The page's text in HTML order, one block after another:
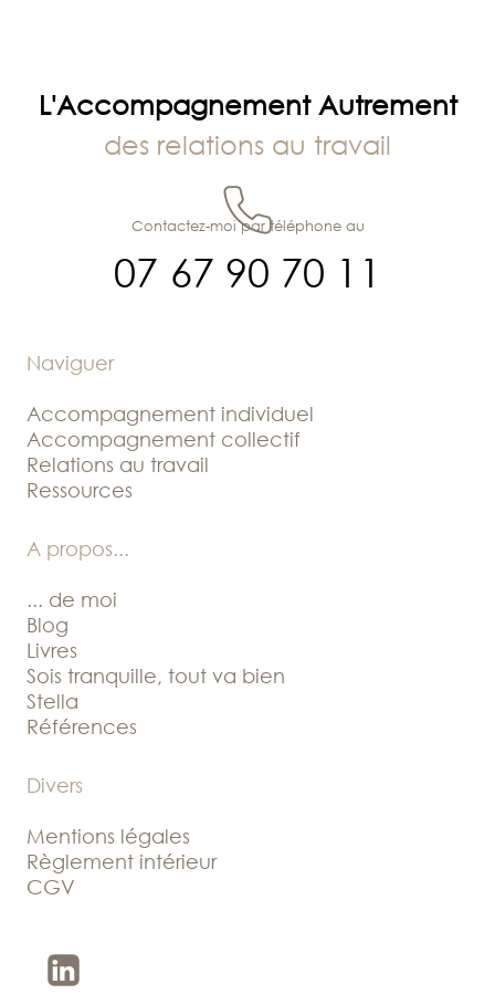
L'Accompagnement Autrement
des relations au travail
07 67 90 70 11
Contactez-moi par téléphone au
Naviguer
Accompagnement individuel
Accompagnement collectif
Relations au travail
Ressources
A propos...
... de moi
Blog
Livres
Sois tranquille, tout va bien
Stella
Références
Divers
Mentions légales
Règlement intérieur
CGV